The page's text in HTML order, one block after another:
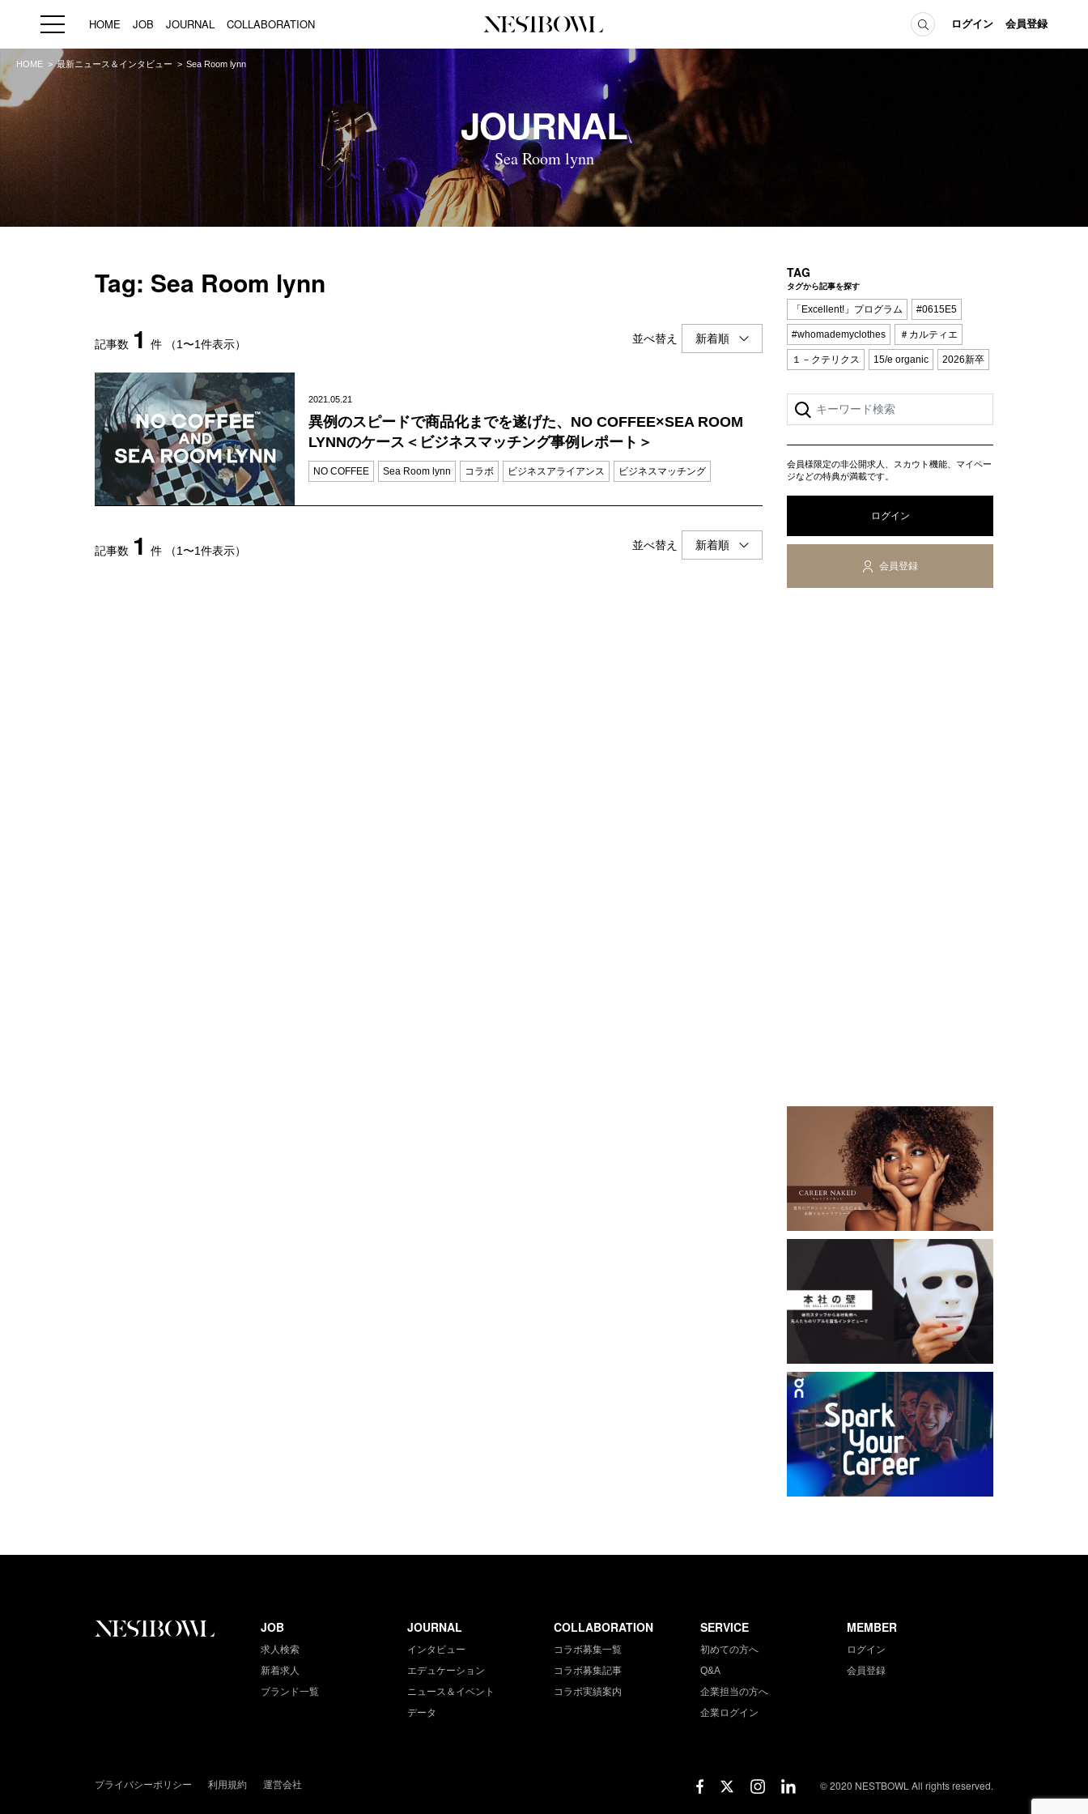
HOME JOB JOURNAL COLLABORATION ログイン 会員登録
HOME JOB
求人検索
新着求人
ブランド一覧
JOURNAL
インタビュー
エデュケーション
ニュース＆イベント
データ
COLLABORATION
コラボ募集一覧
コラボ募集記事
コラボ実績案内
初めての方へ
Q&A
HOME 最新ニュース＆インタビュー Sea Room lynn
JOURNAL
Sea Room lynn
Tag: Sea Room lynn
記事数 1 件 （1〜1件表示） 並べ替え
2021.05.21
異例のスピードで商品化までを遂げた、NO COFFEE×SEA ROOM
LYNNのケース＜ビジネスマッチング事例レポート＞
NO COFFEE Sea Room lynn コラボ ビジネスアライアンス ビジネスマッチング
記事数 1 件 （1〜1件表示） 並べ替え
TAG
タグから記事を探す
「Excellent!」プログラム #0615E5
#whomademyclothes ＃カルティエ
１－クテリクス 15/e organic 2026新卒
会員様限定の非公開求人、スカウト機能、マイペー
ジなどの特典が満載です。
ログイン
会員登録
JOB
求人検索
新着求人
ブランド一覧
JOURNAL
インタビュー
エデュケーション
ニュース＆イベント
データ
COLLABORATION
コラボ募集一覧
コラボ募集記事
コラボ実績案内
SERVICE
初めての方へ
Q&A
企業担当の方へ
企業ログイン
MEMBER
ログイン
会員登録
プライバシーポリシー 利用規約 運営会社 © 2020 NESTBOWL All rights reserved.